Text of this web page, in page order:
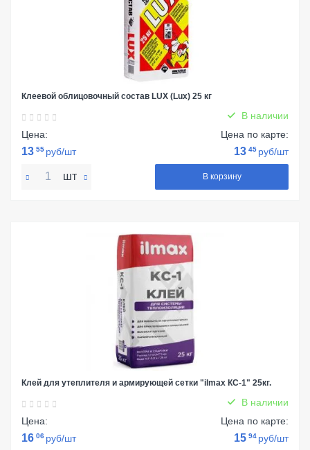
Клеевой облицовочный состав LUX (Lux) 25 кг
В наличии
Цена:
13 55 руб/шт
Цена по карте:
13 45 руб/шт
шт В корзину
Клей для утеплителя и армирующей сетки "ilmax КС-1" 25кг.
В наличии
Цена:
16 06 руб/шт
Цена по карте:
15 94 руб/шт